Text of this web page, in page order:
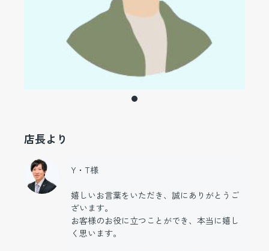
店長より
Y・T様
嬉しいお言葉をいただき、誠にありがとうご
ざいます。
お客様のお役に立つことができ、本当に嬉し
く思います。